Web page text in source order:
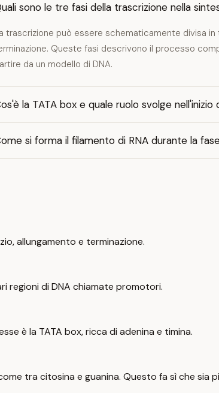
sono le tre fasi della trascrizione nella
trascrizione può essere schematicamente divisa in
Queste fasi descrivono il processo
da un modello di DNA.
la TATA box e quale ruolo svolge nell'inizio
si forma il filamento di RNA durante la
allungamento e terminazione.
regioni di DNA chiamate promotori.
è la TATA box, ricca di adenina e timina.
tra citosina e guanina. Questo fa sì che sia